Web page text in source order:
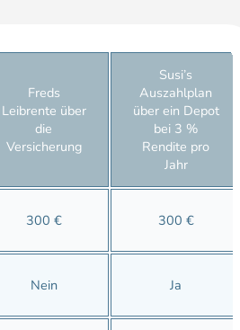
Freds
Leibrente über
die
Versicherung
Susi’s
Auszahlplan
über ein Depot
bei 3 %
Rendite pro
Jahr
300 € 300 €
Nein Ja